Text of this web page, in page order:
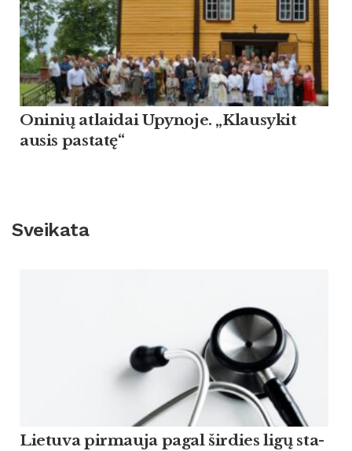
Oninių atlaidai Upynoje. „Klausykit
ausis pastatę“
Sveikata
Lie­tu­va pir­mau­ja pagal šir­dies ligų sta­